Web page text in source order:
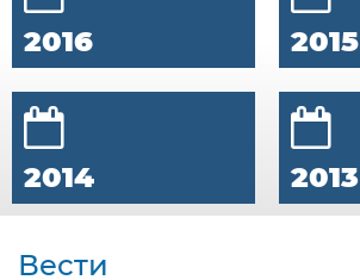
2016 2015
2014 2013
Вести